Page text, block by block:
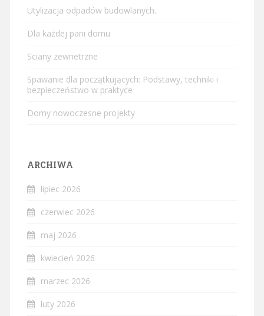
Utylizacja odpadów budowlanych.
Dla każdej pani domu
Sciany zewnetrzne
Spawanie dla początkujących: Podstawy, techniki i
bezpieczeństwo w praktyce
Domy nowoczesne projekty
ARCHIWA
lipiec 2026
czerwiec 2026
maj 2026
kwiecień 2026
marzec 2026
luty 2026